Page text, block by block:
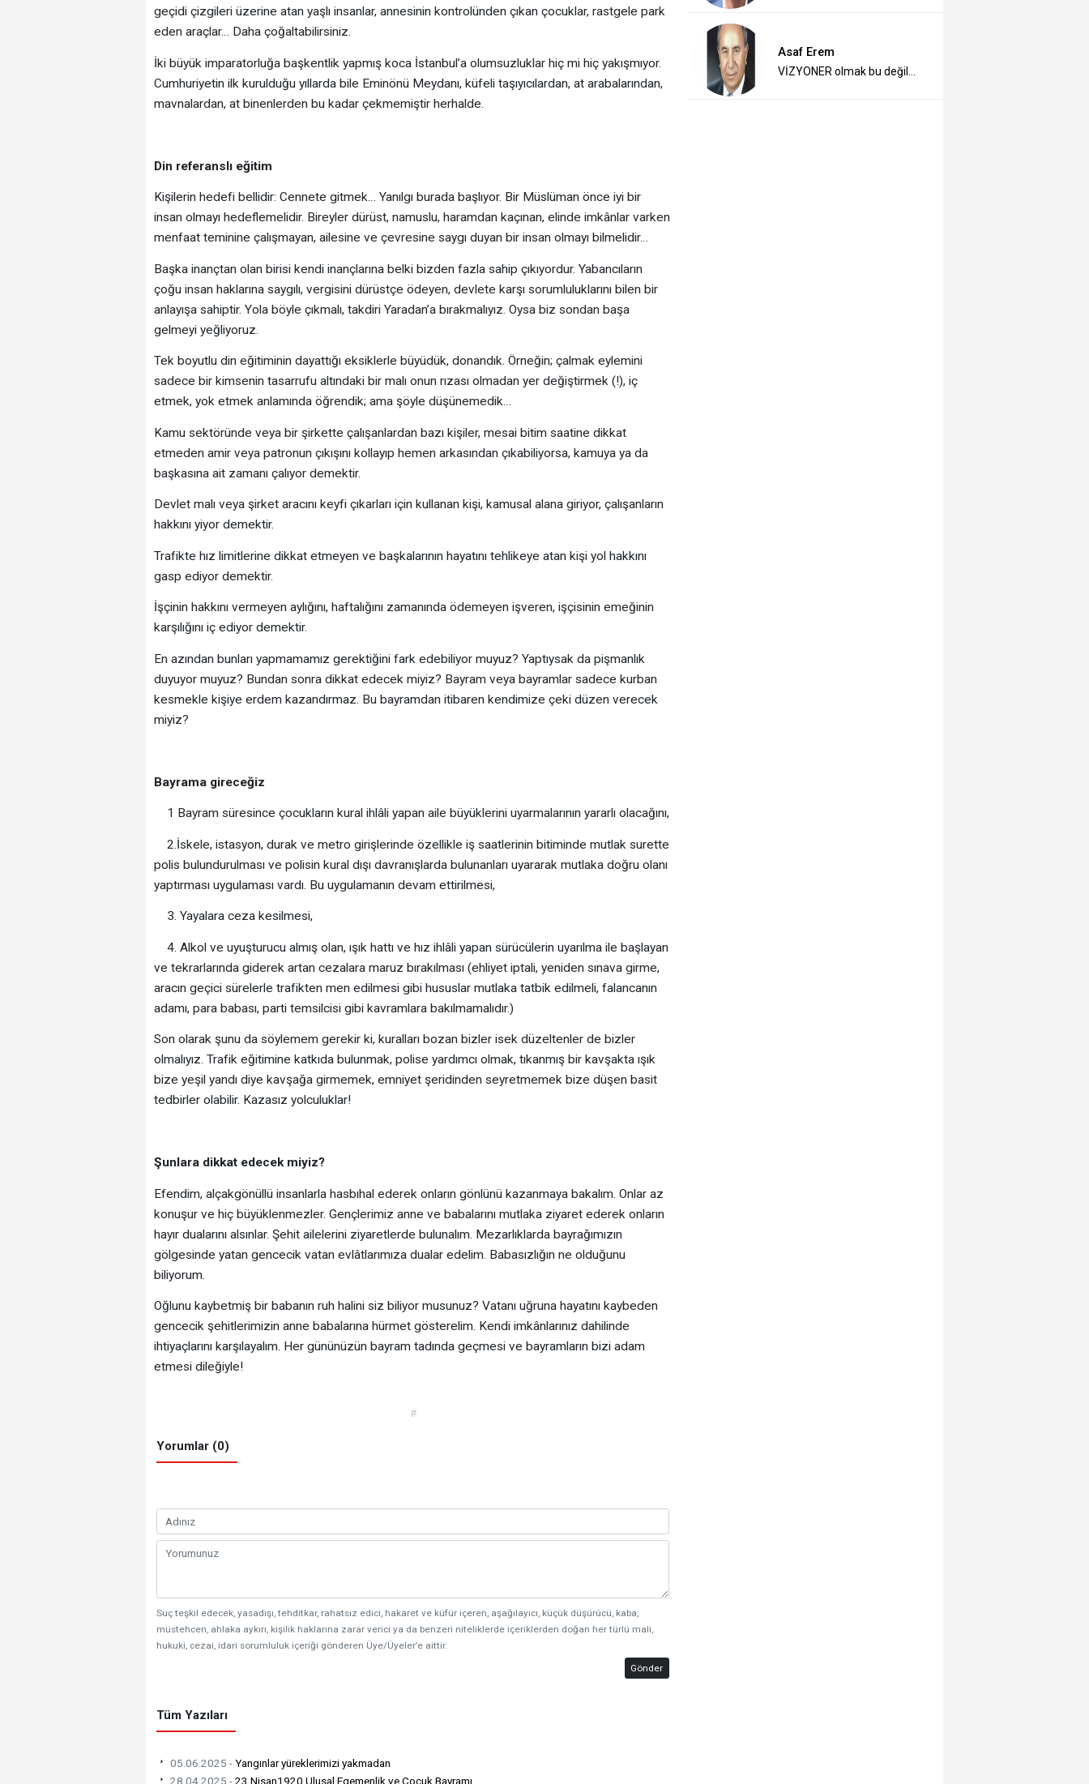
geçidi çizgileri üzerine atan yaşlı insanlar, annesinin kontrolünden çıkan çocuklar, rastgele park
eden araçlar… Daha çoğaltabilirsiniz.
İki büyük imparatorluğa başkentlik yapmış koca İstanbul’a olumsuzluklar hiç mi hiç yakışmıyor.
Cumhuriyetin ilk kurulduğu yıllarda bile Eminönü Meydanı, küfeli taşıyıcılardan, at arabalarından,
mavnalardan, at binenlerden bu kadar çekmemiştir herhalde.
Din referanslı eğitim
Kişilerin hedefi bellidir: Cennete gitmek… Yanılgı burada başlıyor. Bir Müslüman önce iyi bir
insan olmayı hedeflemelidir. Bireyler dürüst, namuslu, haramdan kaçınan, elinde imkânlar varken
menfaat teminine çalışmayan, ailesine ve çevresine saygı duyan bir insan olmayı bilmelidir…
Başka inançtan olan birisi kendi inançlarına belki bizden fazla sahip çıkıyordur. Yabancıların
çoğu insan haklarına saygılı, vergisini dürüstçe ödeyen, devlete karşı sorumluluklarını bilen bir
anlayışa sahiptir. Yola böyle çıkmalı, takdiri Yaradan’a bırakmalıyız. Oysa biz sondan başa
gelmeyi yeğliyoruz.
Tek boyutlu din eğitiminin dayattığı eksiklerle büyüdük, donandık. Örneğin; çalmak eylemini
sadece bir kimsenin tasarrufu altındaki bir malı onun rızası olmadan yer değiştirmek (!), iç
etmek, yok etmek anlamında öğrendik; ama şöyle düşünemedik…
Kamu sektöründe veya bir şirkette çalışanlardan bazı kişiler, mesai bitim saatine dikkat
etmeden amir veya patronun çıkışını kollayıp hemen arkasından çıkabiliyorsa, kamuya ya da
başkasına ait zamanı çalıyor demektir.
Devlet malı veya şirket aracını keyfi çıkarları için kullanan kişi, kamusal alana giriyor, çalışanların
hakkını yiyor demektir.
Trafikte hız limitlerine dikkat etmeyen ve başkalarının hayatını tehlikeye atan kişi yol hakkını
gasp ediyor demektir.
İşçinin hakkını vermeyen aylığını, haftalığını zamanında ödemeyen işveren, işçisinin emeğinin
karşılığını iç ediyor demektir.
En azından bunları yapmamamız gerektiğini fark edebiliyor muyuz? Yaptıysak da pişmanlık
duyuyor muyuz? Bundan sonra dikkat edecek miyiz? Bayram veya bayramlar sadece kurban
kesmekle kişiye erdem kazandırmaz. Bu bayramdan itibaren kendimize çeki düzen verecek
miyiz?
Bayrama gireceğiz
1 Bayram süresince çocukların kural ihlâli yapan aile büyüklerini uyarmalarının yararlı olacağını,
2.İskele, istasyon, durak ve metro girişlerinde özellikle iş saatlerinin bitiminde mutlak surette
polis bulundurulması ve polisin kural dışı davranışlarda bulunanları uyararak mutlaka doğru olanı
yaptırması uygulaması vardı. Bu uygulamanın devam ettirilmesi,
3. Yayalara ceza kesilmesi,
4. Alkol ve uyuşturucu almış olan, ışık hattı ve hız ihlâli yapan sürücülerin uyarılma ile başlayan
ve tekrarlarında giderek artan cezalara maruz bırakılması (ehliyet iptali, yeniden sınava girme,
aracın geçici sürelerle trafikten men edilmesi gibi hususlar mutlaka tatbik edilmeli, falancanın
adamı, para babası, parti temsilcisi gibi kavramlara bakılmamalıdır.)
Son olarak şunu da söylemem gerekir ki, kuralları bozan bizler isek düzeltenler de bizler
olmalıyız. Trafik eğitimine katkıda bulunmak, polise yardımcı olmak, tıkanmış bir kavşakta ışık
bize yeşil yandı diye kavşağa girmemek, emniyet şeridinden seyretmemek bize düşen basit
tedbirler olabilir. Kazasız yolculuklar!
Şunlara dikkat edecek miyiz?
Efendim, alçakgönüllü insanlarla hasbıhal ederek onların gönlünü kazanmaya bakalım. Onlar az
konuşur ve hiç büyüklenmezler. Gençlerimiz anne ve babalarını mutlaka ziyaret ederek onların
hayır dualarını alsınlar. Şehit ailelerini ziyaretlerde bulunalım. Mezarlıklarda bayrağımızın
gölgesinde yatan gencecik vatan evlâtlarımıza dualar edelim. Babasızlığın ne olduğunu
biliyorum.
Oğlunu kaybetmiş bir babanın ruh halini siz biliyor musunuz? Vatanı uğruna hayatını kaybeden
gencecik şehitlerimizin anne babalarına hürmet gösterelim. Kendi imkânlarınız dahilinde
ihtiyaçlarını karşılayalım. Her gününüzün bayram tadında geçmesi ve bayramların bizi adam
etmesi dileğiyle!
#
Yorumlar (0)
Suç teşkil edecek, yasadışı, tehditkar, rahatsız edici, hakaret ve küfür içeren, aşağılayıcı, küçük düşürücü, kaba,
müstehcen, ahlaka aykırı, kişilik haklarına zarar verici ya da benzeri niteliklerde içeriklerden doğan her türlü mali,
hukuki, cezai, idari sorumluluk içeriği gönderen Üye/Üyeler’e aittir.
Gönder
Tüm Yazıları
05.06.2025 -Yangınlar yüreklerimizi yakmadan
28.04.2025 -23 Nisan1920 Ulusal Egemenlik ve Çocuk Bayramı
Asaf Erem
VİZYONER olmak bu değil…